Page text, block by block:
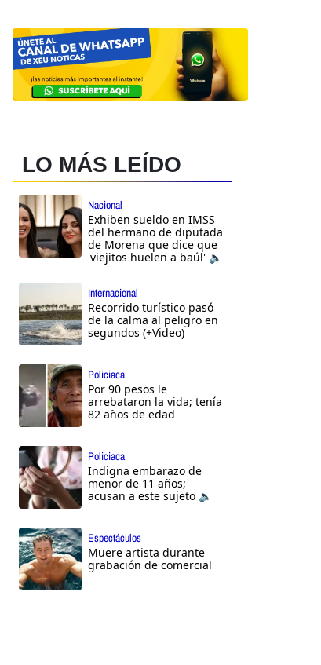
LO MÁS LEÍDO
Nacional
Exhiben sueldo en IMSS
del hermano de diputada
de Morena que dice que
'viejitos huelen a baúl' 🔈
Internacional
Recorrido turístico pasó
de la calma al peligro en
segundos (+Video)
Policiaca
Por 90 pesos le
arrebataron la vida; tenía
82 años de edad
Policiaca
Indigna embarazo de
menor de 11 años;
acusan a este sujeto 🔈
Espectáculos
Muere artista durante
grabación de comercial